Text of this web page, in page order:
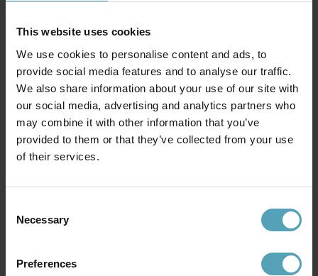
This website uses cookies
We use cookies to personalise content and ads, to
provide social media features and to analyse our traffic.
We also share information about your use of our site with
our social media, advertising and analytics partners who
may combine it with other information that you’ve
provided to them or that they’ve collected from your use
of their services.
Selection
Necessary
Preferences
KAMPANJ
Goosy Soft Ø50 taklampa
KAMPANJ
Extravaganza Chimp Ø18